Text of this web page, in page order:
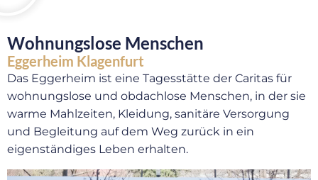
Wohnungslose Menschen
Eggerheim Klagenfurt
Das Eggerheim ist eine Tagesstätte der Caritas für
wohnungslose und obdachlose Menschen, in der sie
warme Mahlzeiten, Kleidung, sanitäre Versorgung
und Begleitung auf dem Weg zurück in ein
eigenständiges Leben erhalten.